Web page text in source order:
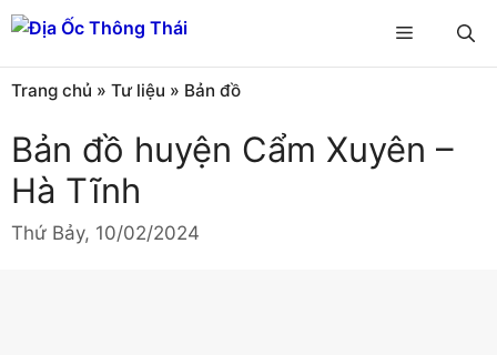
Chuyển
đến
nội
dung
Menu
Trang chủ » Tư liệu » Bản đồ
Bản đồ huyện Cẩm Xuyên –
Hà Tĩnh
Thứ Bảy, 10/02/2024